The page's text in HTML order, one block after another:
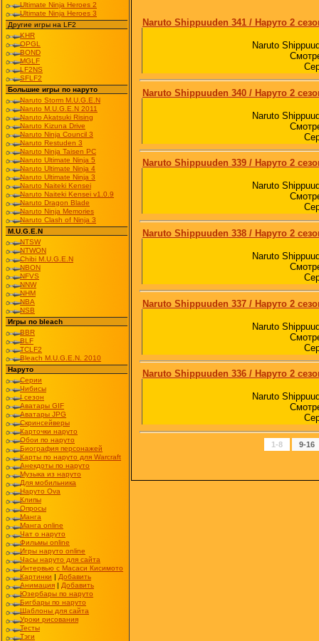
Ultimate Ninja Heroes 2
Ultimate Ninja Heroes 3
Другие игры на LF2
KHR
OPGL
BOND
MGLF
LF2NS
SFLF2
Большие игры по наруто
Naruto Storm M.U.G.E.N
Naruto M.U.G.E.N 2011
Naruto Akatsuki Rising
Naruto Kizuna Drive
Naruto Ninja Council 3
Naruto Restuden 3
Naruto Ninja Taisen PC
Naruto Ultimate Ninja 5
Naruto Ultimate Ninja 4
Naruto Ultimate Ninja 3
Naruto Naiteki Kensei
Naruto Naiteki Kensei v1.0.9
Naruto Dragon Blade
Naruto Ninja Memories
Naruto Clash of Ninja 3
M.U.G.E.N
NTSW
NTWON
Chibi M.U.G.E.N
NBON
NFVS
NNW
NHM
NBA
NSB
Игры по bleach
BBR
BLF
TCLF2
Bleach M.U.G.E.N. 2010
Наруто
Серии
Чибисы
I сезон
Аватары GIF
Аватары JPG
Скринсейверы
Карточки наруто
Обои по наруто
Биография персонажей
Карты по наруто для Warcraft
Анекдоты по наруто
Музыка из наруто
Для мобильника
Наруто Ova
Клипы
Опросы
Манга
Манга online
Чат о наруто
Фильмы online
Игры наруто online
Часы наруто для сайта
Интервью с Масаси Кисимото
Картинки | Добавить
Анимация | Добавить
Юзербары по наруто
Бигбары по наруто
Шаблоны для сайта
Уроки рисования
Тесты
Тэги
Naruto Shippuuden 341 / Наруто 2
Naruto
Naruto Shippuuden 340 / Наруто 2
Naruto
Naruto Shippuuden 339 / Наруто 2
Naruto
Naruto Shippuuden 338 / Наруто 2
Naruto
Naruto Shippuuden 337 / Наруто 2
Naruto
Naruto Shippuuden 336 / Наруто 2
Naruto
1-8 9-16